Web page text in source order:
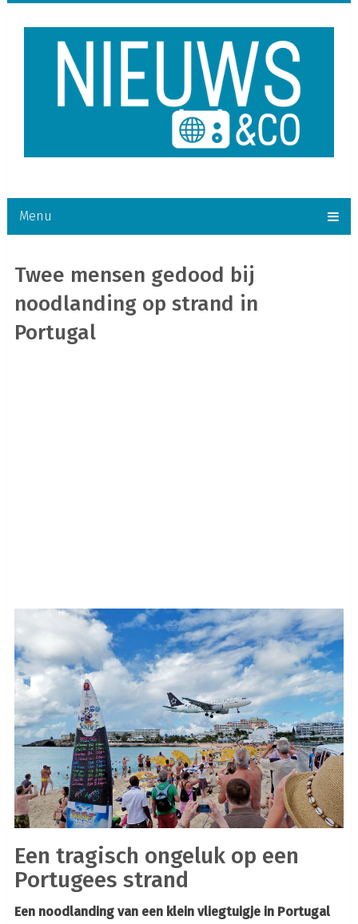
Menu
Twee mensen gedood bij
noodlanding op strand in
Portugal
Een tragisch ongeluk op een
Portugees strand
Een noodlanding van een klein vliegtuigje in Portugal